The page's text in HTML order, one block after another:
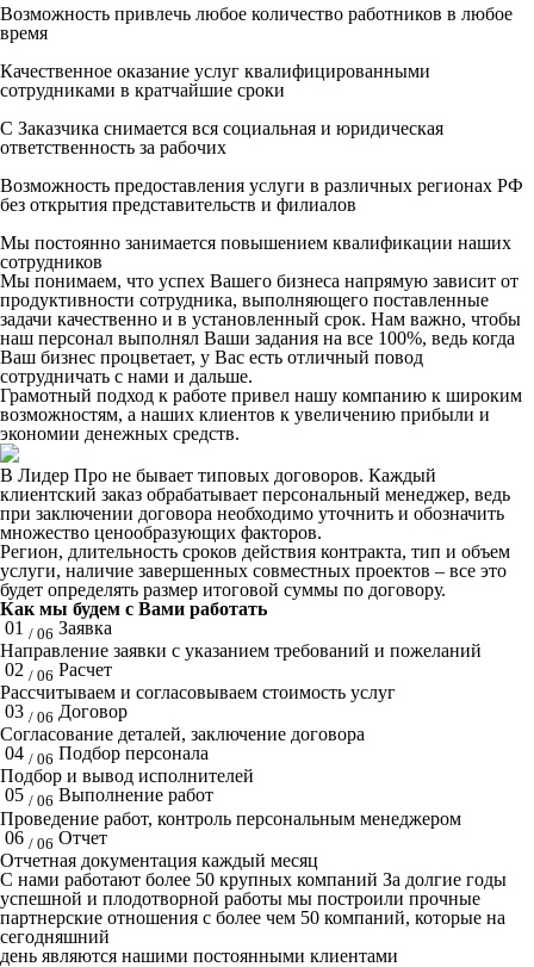
Возможность привлечь любое количество работников в любое
время
Качественное оказание услуг квалифицированными
сотрудниками в кратчайшие сроки
С Заказчика снимается вся социальная и юридическая
ответственность за рабочих
Возможность предоставления услуги в различных регионах РФ
без открытия представительств и филиалов
Мы постоянно занимается повышением квалификации наших
сотрудников
Мы понимаем, что успех Вашего бизнеса напрямую зависит от
продуктивности сотрудника, выполняющего поставленные
задачи качественно и в установленный срок. Нам важно, чтобы
наш персонал выполнял Ваши задания на все 100%, ведь когда
Ваш бизнес процветает, у Вас есть отличный повод
сотрудничать с нами и дальше.
Грамотный подход к работе привел нашу компанию к широким
возможностям, а наших клиентов к увеличению прибыли и
экономии денежных средств.
В Лидер Про не бывает типовых договоров. Каждый
клиентский заказ обрабатывает персональный менеджер, ведь
при заключении договора необходимо уточнить и обозначить
множество ценообразующих факторов.
Регион, длительность сроков действия контракта, тип и объем
услуги, наличие завершенных совместных проектов – все это
будет определять размер итоговой суммы по договору.
Как мы будем с Вами работать
01 / 06 Заявка
Направление заявки с указанием требований и пожеланий
02 / 06 Расчет
Рассчитываем и согласовываем стоимость услуг
03 / 06 Договор
Согласование деталей, заключение договора
04 / 06 Подбор персонала
Подбор и вывод исполнителей
05 / 06 Выполнение работ
Проведение работ, контроль персональным менеджером
06 / 06 Отчет
Отчетная документация каждый месяц
C нами работают более 50 крупных компаний За долгие годы
успешной и плодотворной работы мы построили прочные
партнерские отношения с более чем 50 компаний, которые на
сегодняшний
день являются нашими постоянными клиентами